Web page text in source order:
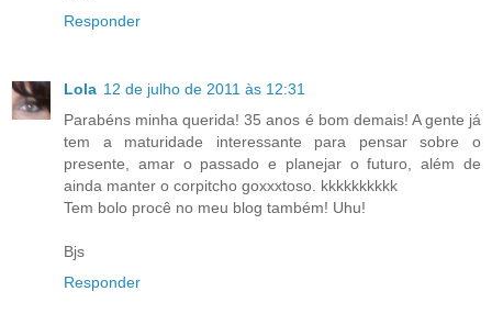
Responder
Lola 12 de julho de 2011 às 12:31
Parabéns minha querida! 35 anos é bom demais! A gente já
tem a maturidade interessante para pensar sobre o
presente, amar o passado e planejar o futuro, além de
ainda manter o corpitcho goxxxtoso. kkkkkkkkkk
Tem bolo procê no meu blog também! Uhu!
Bjs
Responder